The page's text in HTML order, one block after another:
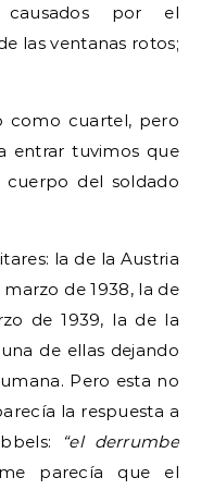
por el
las ventanas rotos;
como cuartel, pero
entrar tuvimos que
del soldado
la de la Austria
de 1938, la de
de 1939, la de la
de ellas dejando
Pero esta no
la respuesta a
“el derrumbe
parecía que el